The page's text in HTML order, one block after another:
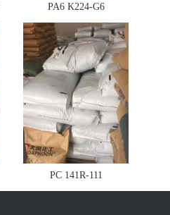
PA6 K224-G6
PC 141R-111